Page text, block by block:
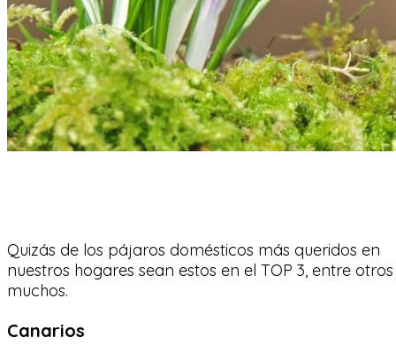
Quizás de los pájaros domésticos más queridos en
nuestros hogares sean estos en el TOP 3, entre otros
muchos.
Canarios